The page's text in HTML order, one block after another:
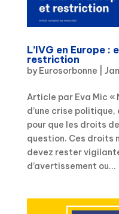
L’IVG en Europe
restriction
by Eurosorbonne
Article par Eva Mic «
d’une crise
pour que les droits
question. Ces droits
devez rester
d’avertissement ou...